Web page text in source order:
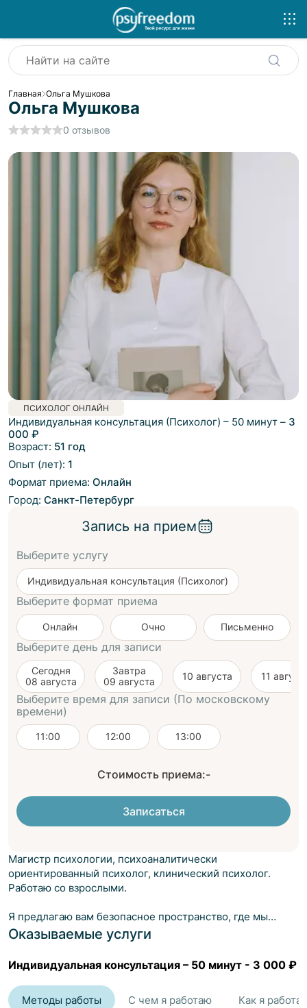
Главная Ольга Мушкова
Ольга Мушкова
0 отзывов
ПСИХОЛОГ ОНЛАЙН
Индивидуальная консультация (Психолог) – 50 минут – 3
000 ₽
Возраст: 51 год
Опыт (лет): 1
Формат приема: Онлайн
Город: Санкт-Петербург
Запись на прием
Выберите услугу
Индивидуальная консультация (Психолог)
Выберите формат приема
Онлайн Очно Письменно
Выберите день для записи
Сегодня
08 августа
Завтра
09 августа
10 августа 11
Выберите время для записи (По московскому
времени)
11:00 12:00 13:00
Стоимость приема:-
Записаться
Магистр психологии, психоаналитически
ориентированный психолог, клинический психолог.
Работаю со взрослыми.
Я предлагаю вам безопасное пространство, где мы
сможем найти источник ваших трудностей и шаг за
шагом приблизиться к желаемым изменениям.
Оказываемые услуги
Индивидуальная консультация – 50 минут - 3 000 ₽
Методы работы С чем я работаю Как я